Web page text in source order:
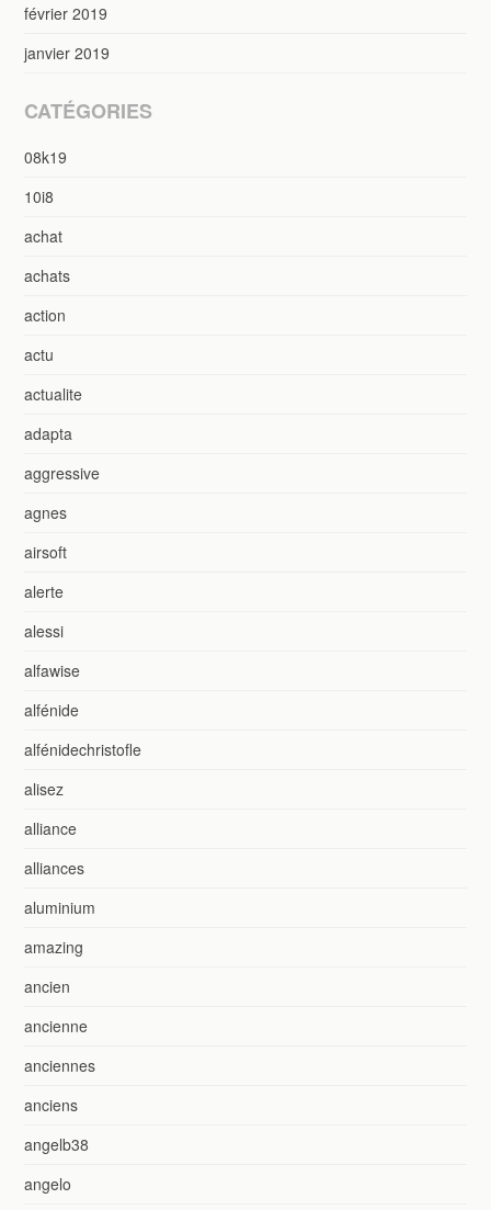
février 2019
janvier 2019
CATÉGORIES
08k19
10i8
achat
achats
action
actu
actualite
adapta
aggressive
agnes
airsoft
alerte
alessi
alfawise
alfénide
alfénidechristofle
alisez
alliance
alliances
aluminium
amazing
ancien
ancienne
anciennes
anciens
angelb38
angelo